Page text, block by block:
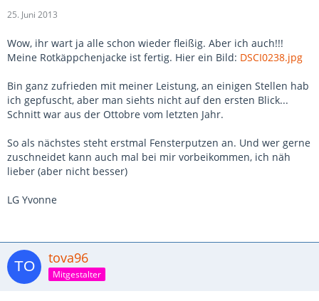
25. Juni 2013
Wow, ihr wart ja alle schon wieder fleißig. Aber ich auch!!!
Meine Rotkäppchenjacke ist fertig. Hier ein Bild: DSCI0238.jpg
Bin ganz zufrieden mit meiner Leistung, an einigen Stellen hab
ich gepfuscht, aber man siehts nicht auf den ersten Blick...
Schnitt war aus der Ottobre vom letzten Jahr.
So als nächstes steht erstmal Fensterputzen an. Und wer gerne
zuschneidet kann auch mal bei mir vorbeikommen, ich näh
lieber (aber nicht besser)
LG Yvonne
tova96
Mitgestalter